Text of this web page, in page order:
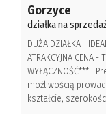
Gorzyce
działka na
DUŻA DZIAŁKA -
ATRAKCYJNA CENA
WYŁĄCZNOŚĆ***
możliwością
kształcie,